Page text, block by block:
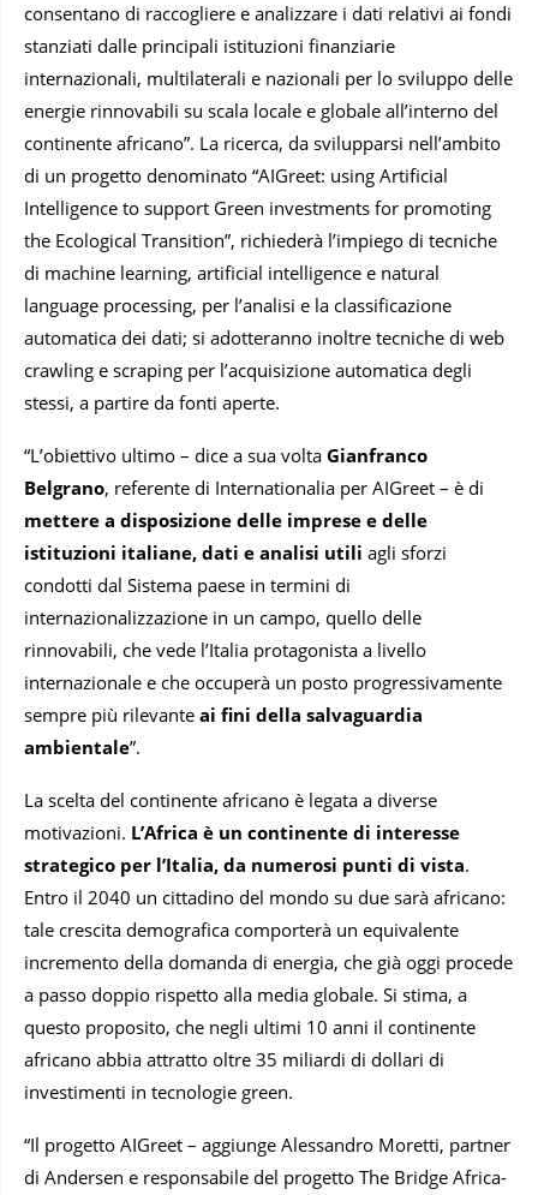
consentano di raccogliere e analizzare i dati relativi ai fondi
stanziati dalle principali istituzioni finanziarie
internazionali, multilaterali e nazionali per lo sviluppo delle
energie rinnovabili su scala locale e globale all’interno del
continente africano”. La ricerca, da svilupparsi nell’ambito
di un progetto denominato “AIGreet: using Artificial
Intelligence to support Green investments for promoting
the Ecological Transition”, richiederà l’impiego di tecniche
di machine learning, artificial intelligence e natural
language processing, per l’analisi e la classificazione
automatica dei dati; si adotteranno inoltre tecniche di web
crawling e scraping per l’acquisizione automatica degli
stessi, a partire da fonti aperte.
“L’obiettivo ultimo – dice a sua volta Gianfranco
Belgrano, referente di Internationalia per AIGreet – è di
mettere a disposizione delle imprese e delle
istituzioni italiane, dati e analisi utili agli sforzi
condotti dal Sistema paese in termini di
internazionalizzazione in un campo, quello delle
rinnovabili, che vede l’Italia protagonista a livello
internazionale e che occuperà un posto progressivamente
sempre più rilevante ai fini della salvaguardia
ambientale”.
La scelta del continente africano è legata a diverse
motivazioni. L’Africa è un continente di interesse
strategico per l’Italia, da numerosi punti di vista.
Entro il 2040 un cittadino del mondo su due sarà africano:
tale crescita demografica comporterà un equivalente
incremento della domanda di energia, che già oggi procede
a passo doppio rispetto alla media globale. Si stima, a
questo proposito, che negli ultimi 10 anni il continente
africano abbia attratto oltre 35 miliardi di dollari di
investimenti in tecnologie green.
“Il progetto AIGreet – aggiunge Alessandro Moretti, partner
di Andersen e responsabile del progetto The Bridge Africa-